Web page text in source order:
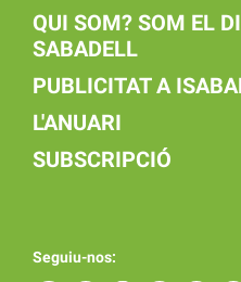
QUI SOM? SOM EL
SABADELL
PUBLICITAT A
L'ANUARI
SUBSCRIPCIÓ
Seguiu-nos: